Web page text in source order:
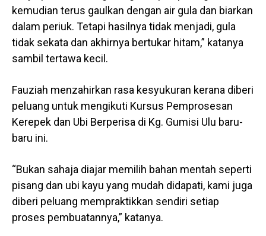
kemudian terus gaulkan dengan air gula dan biarkan
dalam periuk. Tetapi hasilnya tidak menjadi, gula
tidak sekata dan akhirnya bertukar hitam,” katanya
sambil tertawa kecil.
Fauziah menzahirkan rasa kesyukuran kerana diberi
peluang untuk mengikuti Kursus Pemprosesan
Kerepek dan Ubi Berperisa di Kg. Gumisi Ulu baru-
baru ini.
“Bukan sahaja diajar memilih bahan mentah seperti
pisang dan ubi kayu yang mudah didapati, kami juga
diberi peluang mempraktikkan sendiri setiap
proses pembuatannya,” katanya.